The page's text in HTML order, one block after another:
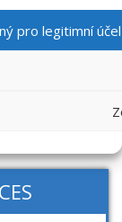
pro legitimní